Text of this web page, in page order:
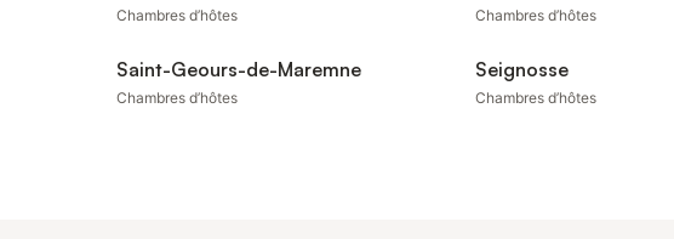
Chambres d’hôtes Chambres d’hôtes
Saint-Geours-de-Maremne
Chambres d’hôtes
Seignosse
Chambres d’hôtes